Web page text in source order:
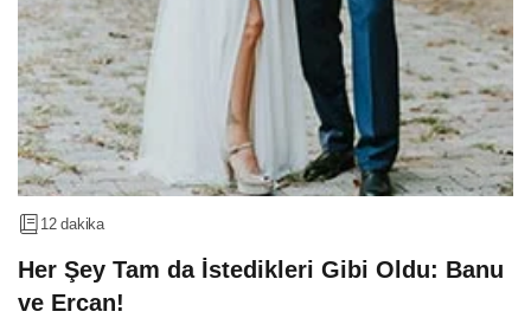
12 dakika
Her Şey Tam da İstedikleri Gibi Oldu: Banu
ve Ercan!